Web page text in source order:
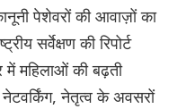
पेशेवरों की आवाज़ों का
सर्वेक्षण की रिपोर्ट
में महिलाओं की बढ़ती
नेटवर्किंग, नेतृत्व के अवसरों